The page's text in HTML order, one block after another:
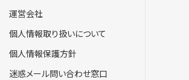
運営会社
個人情報取り扱いについて
個人情報保護方針
迷惑メール問い合わせ窓口